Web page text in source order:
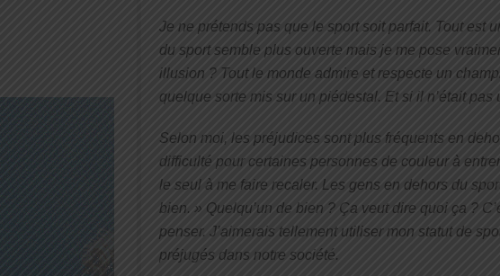
Je ne prétends pas que le sport soit parfait. Tout est
du sport semble plus ouverte mais je me pose
illusion ? Tout le monde admire et respecte un
quelque sorte mis sur un piédestal. Et si il n’était
Selon moi, les préjudices sont plus fréquents en
difficulté pour certaines personnes de couleur à
le seul à me faire recaler. Les gens en dehors du
bien. » Quelqu’un de bien ? Ça veut dire quoi ça ?
penser. J’aimerais tellement utiliser mon statut de
préjugés dans notre société.